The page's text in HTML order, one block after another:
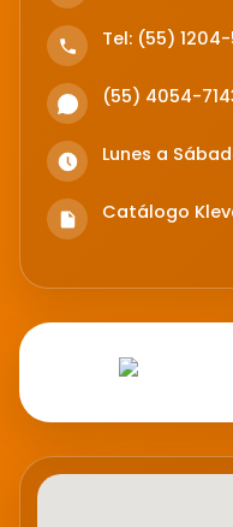
Tel: (55)
(55) 4054-
Lunes a
Catálogo